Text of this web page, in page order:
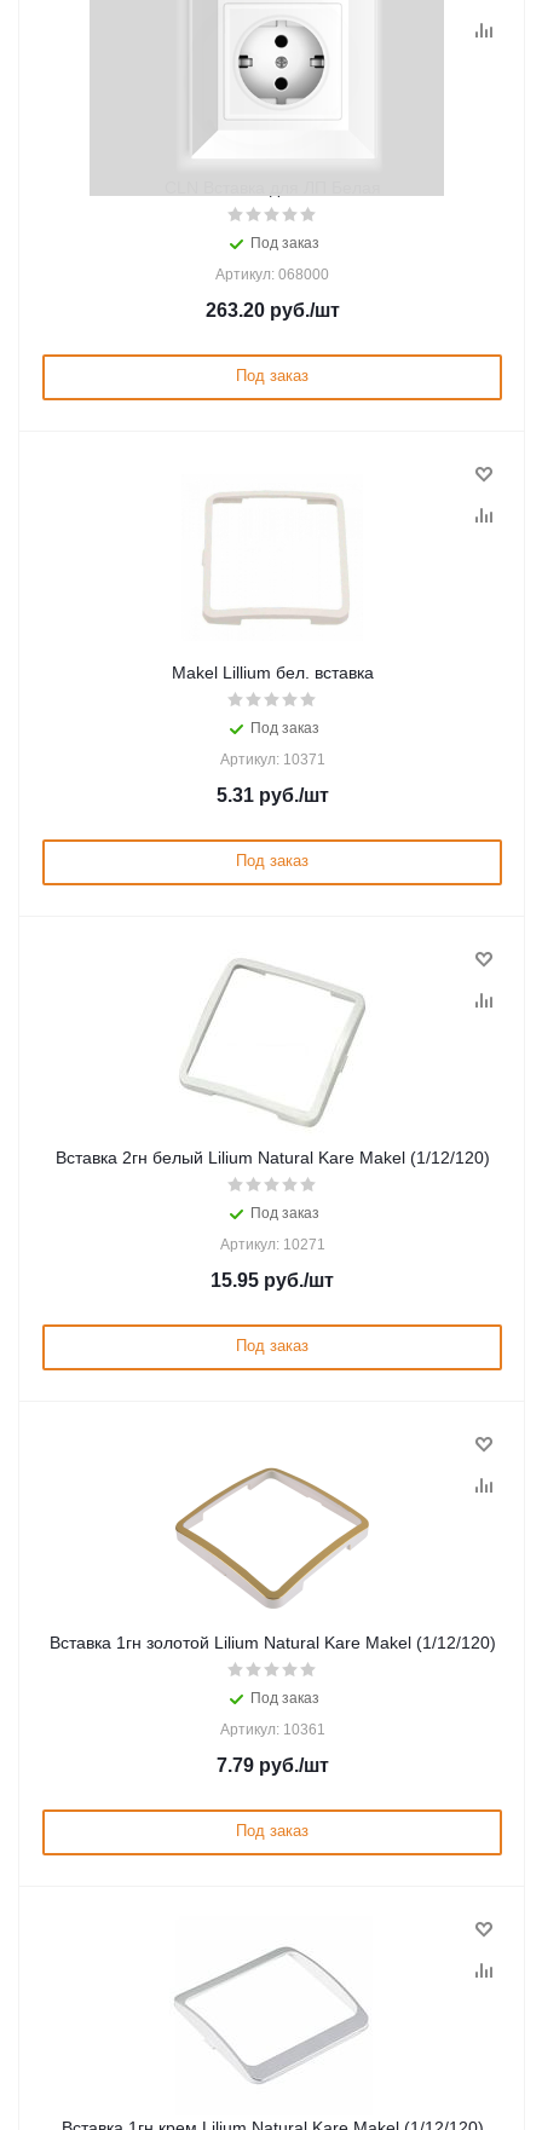
Под заказ
Артикул: 068000
263.20руб./шт
Под заказ
Makel Lillium бел. вставка
Под заказ
Артикул: 10371
5.31руб./шт
Под заказ
Вставка 2гн белый Lilium Natural Kare Makel (1/12/120)
Под заказ
Артикул: 10271
15.95 руб./шт
Под заказ
Вставка 1гн золотой Lilium Natural Kare Makel (1/12/120)
Под заказ
Артикул: 10361
7.79руб./шт
Под заказ